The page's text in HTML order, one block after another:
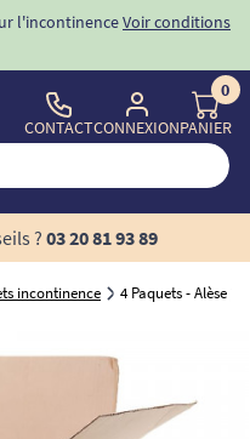
l'incontinenceVoir conditions
CONTACTCONNEXION
0
PANIER
? 03 20 81 93 89
incontinence 4 Paquets - Alèse